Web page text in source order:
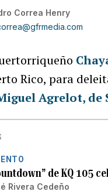
Correa Henry
Rico, para
Agrelot, de
de KQ 105
Rivera Cedeño